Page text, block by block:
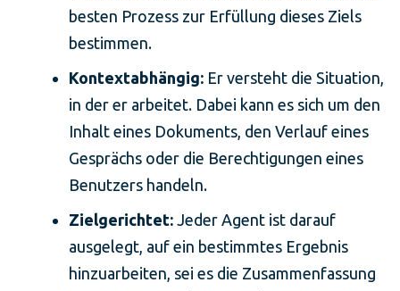
besten Prozess zur Erfüllung dieses Ziels
bestimmen.
Kontextabhängig: Er versteht die Situation,
in der er arbeitet. Dabei kann es sich um den
Inhalt eines Dokuments, den Verlauf eines
Gesprächs oder die Berechtigungen eines
Benutzers handeln.
Zielgerichtet: Jeder Agent ist darauf
ausgelegt, auf ein bestimmtes Ergebnis
hinzuarbeiten, sei es die Zusammenfassung